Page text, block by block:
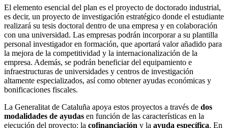
El elemento esencial del plan es el proyecto de doctorado industrial,
es decir, un proyecto de investigación estratégico donde el estudiante
realizará su tesis doctoral dentro de una empresa y en colaboración
con una universidad. Las empresas podrán incorporar a su plantilla
personal investigador en formación, que aportará valor añadido para
la mejora de la competitividad y la internacionalización de la
empresa. Además, se podrán beneficiar del equipamiento e
infraestructuras de universidades y centros de investigación
altamente especializados, así como obtener ayudas económicas y
bonificaciones fiscales.
La Generalitat de Cataluña apoya estos proyectos a través de dos
modalidades de ayudas en función de las características en la
ejecución del proyecto: la cofinanciación y la ayuda específica. En